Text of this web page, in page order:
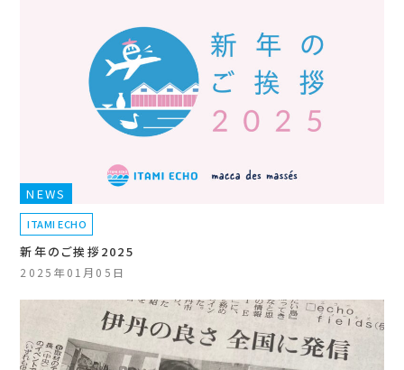
NEWS
ITAMI ECHO
新年のご挨拶2025
2025年01月05日